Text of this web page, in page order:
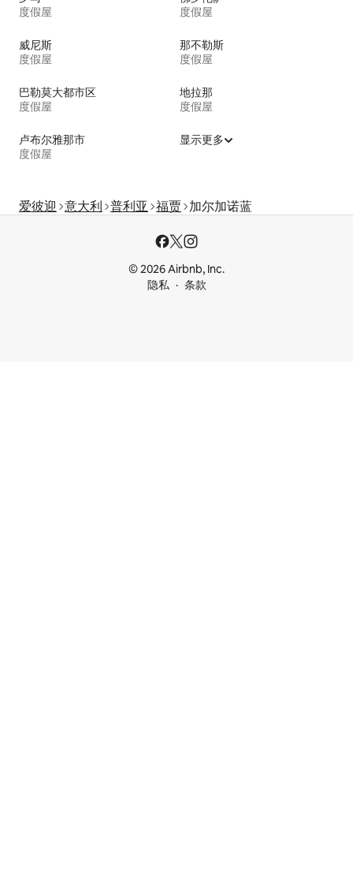
度假屋
度假屋
威尼斯
度假屋
那不勒斯
度假屋
巴勒莫大都市区
度假屋
地拉那
度假屋
卢布尔雅那市
度假屋
显示更多
爱彼迎 意大利 普利亚 福贾 加尔加诺蓝
© 2026 Airbnb, Inc.
隐私
条款